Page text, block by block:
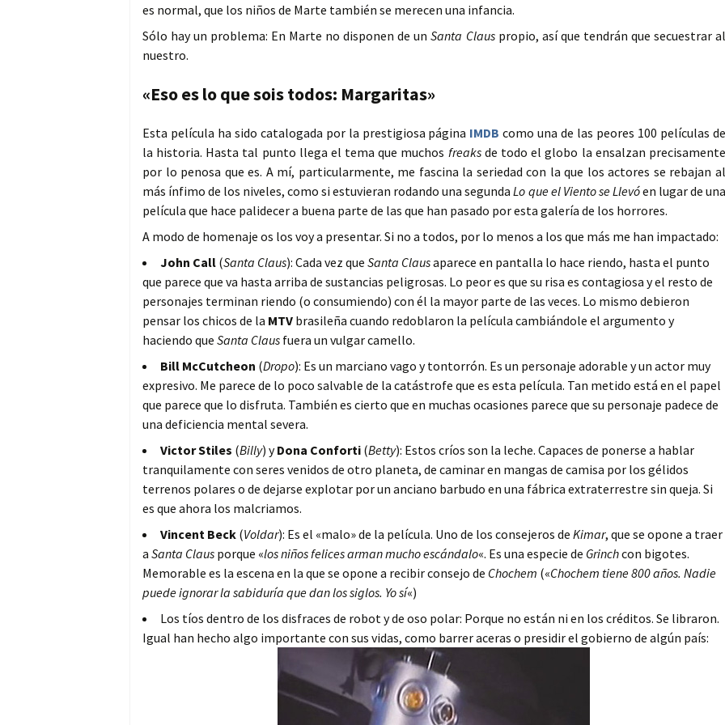
es normal, que los niños de Marte también se merecen una infancia.
Sólo hay un problema: En Marte no disponen de unSanta Clauspropio, así que tendrán que secuestrar al
nuestro.
«Eso es lo que sois todos: Margaritas»
Esta película ha sido catalogada por la prestigiosa página IMDB como una de las peores 100 películas de
la historia. Hasta tal punto llega el tema que muchos freaksde todo el globo la ensalzan precisamente
por lo penosa que es. A mí, particularmente, me fascina la seriedad con la que los actores se rebajan al
más ínfimo de los niveles, como si estuvieran rodando una segundaLo que el Viento se Llevóen lugar de una
película que hace palidecer a buena parte de las que han pasado por esta galería de los horrores.
A modo de homenaje os los voy a presentar. Si no a todos, por lo menos a los que más me han impactado:
John Call (Santa Claus): Cada vez que Santa Clausaparece en pantalla lo hace riendo, hasta el punto
que parece que va hasta arriba de sustancias peligrosas. Lo peor es que su risa es contagiosa y el resto de
personajes terminan riendo (o consumiendo) con él la mayor parte de las veces. Lo mismo debieron
pensar los chicos de la MTV brasileña cuando redoblaron la película cambiándole el argumento y
haciendo que Santa Claus fuera un vulgar camello.
Bill McCutcheon (Dropo): Es un marciano vago y tontorrón. Es un personaje adorable y un actor muy
expresivo. Me parece de lo poco salvable de la catástrofe que es esta película. Tan metido está en el papel
que parece que lo disfruta. También es cierto que en muchas ocasiones parece que su personaje padece de
una deficiencia mental severa.
Victor Stiles (Billy) yDona Conforti (Betty): Estos críos son la leche. Capaces de ponerse a hablar
tranquilamente con seres venidos de otro planeta, de caminar en mangas de camisa por los gélidos
terrenos polares o de dejarse explotar por un anciano barbudo en una fábrica extraterrestre sin queja. Si
es que ahora los malcriamos.
Vincent Beck (Voldar): Es el «malo» de la película. Uno de los consejeros de Kimar, que se opone a traer
a Santa Claus porque «los niños felices arman mucho escándalo«. Es una especie de Grinchcon bigotes.
Memorable es la escena en la que se opone a recibir consejo de Chochem («Chochem tiene 800 años. Nadie
puede ignorar la sabiduría que dan los siglos. Yo sí«)
Los tíos dentro de los disfraces de robot y de oso polar: Porque no están ni en los créditos. Se libraron.
Igual han hecho algo importante con sus vidas, como barrer aceras o presidir el gobierno de algún país: